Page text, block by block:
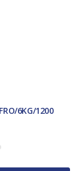
6KG/1200